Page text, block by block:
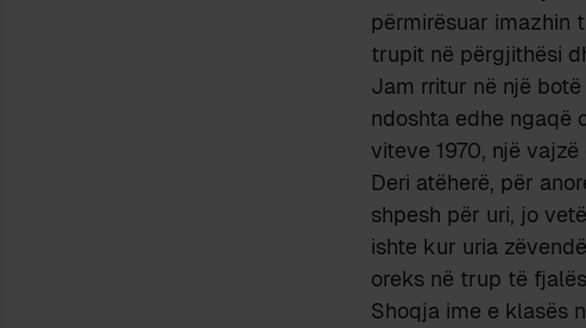
përmirësuar imazhin
trupit në përgjithësi
Jam rritur në një
ndoshta edhe ngaqë
viteve 1970, një
Deri atëherë, për
shpesh për uri, jo
ishte kur uria
oreks në trup të
Shoqja ime e klasës